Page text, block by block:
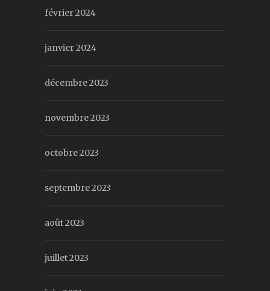
février 2024
janvier 2024
décembre 2023
novembre 2023
octobre 2023
septembre 2023
août 2023
juillet 2023